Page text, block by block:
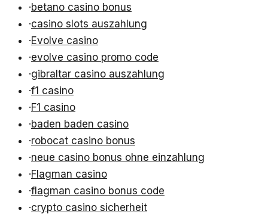
·betano casino bonus
·casino slots auszahlung
·Evolve casino
·evolve casino promo code
·gibraltar casino auszahlung
·f1 casino
·F1 casino
·baden baden casino
·robocat casino bonus
·neue casino bonus ohne einzahlung
·Flagman casino
·flagman casino bonus code
·crypto casino sicherheit